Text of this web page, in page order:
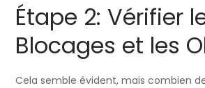
Étape 2: Vérifier
Blocages et les
Cela semble évident, mais combien